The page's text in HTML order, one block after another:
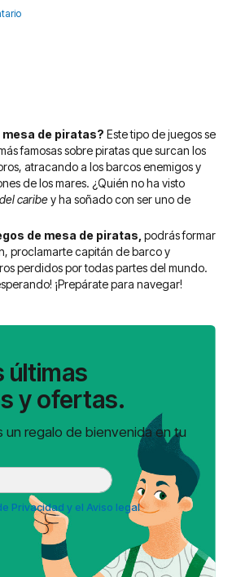
mesa de piratas? Este tipo de juegos se
famosas sobre piratas que surcan los
atracando a los barcos enemigos y
de los mares. ¿Quién no ha visto
caribey ha soñado con ser uno de
de mesa de piratas, podrás formar
proclamarte capitán de barco y
perdidos por todas partes del mundo.
¡Prepárate para navegar!
últimas
y ofertas.
un regalo de bienvenida en tu
Privacidad y el Aviso legal